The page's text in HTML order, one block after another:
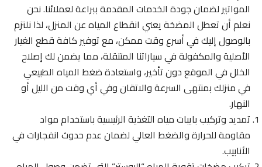
المواتير لضمان جودة الخدمات المقدمة ببراعة لعملائنا. نحن
نعلم أن تعطل المضخة يعني انقطاع المياه عن المنزل، لذا نلتزم
بالوصول إليك في أسرع وقت ممكن، مع توفير كافة قطع الغيار
الأصلية والمكفولة في سياراتنا المتنقلة، مما يضمن لك إصلاح
الخلل في الموقع دون تأخير، واستعادة ضغط المياه الطبيعي
في منزلك بمنتهى السرعة والاتقان وفي أي وقت من الليل أو
النهار.
تمديد وتركيب بايبات مياه التغذية الرئيسية باستخدام مواد
مقاومة للحرارة والضغط العالي لضمان عدم حدوث انفجارات في
الأنابيب.